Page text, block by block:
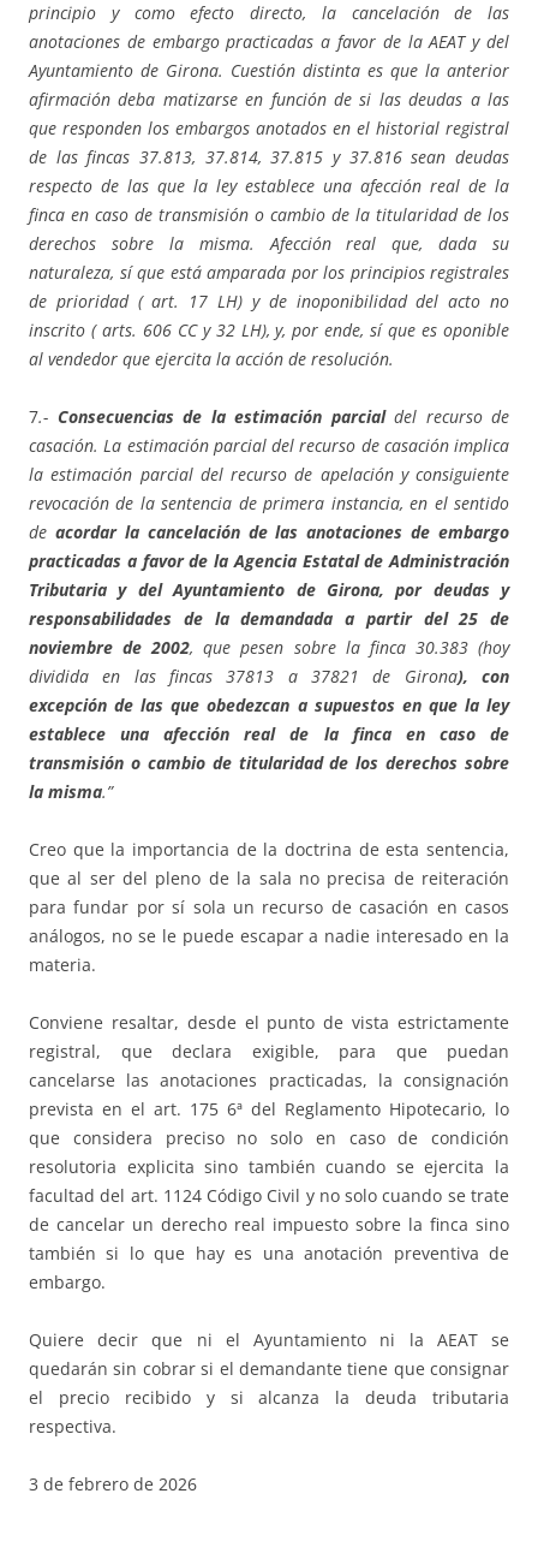
principio y como efecto directo, la cancelación de las
anotaciones de embargo practicadas a favor de la AEAT y del
Ayuntamiento de Girona. Cuestión distinta es que la anterior
afirmación deba matizarse en función de si las deudas a las
que responden los embargos anotados en el historial registral
de las fincas 37.813, 37.814, 37.815 y 37.816 sean deudas
respecto de las que la ley establece una afección real de la
finca en caso de transmisión o cambio de la titularidad de los
derechos sobre la misma. Afección real que, dada su
naturaleza, sí que está amparada por los principios registrales
de prioridad ( art. 17 LH) y de inoponibilidad del acto no
inscrito ( arts. 606 CC y 32 LH), y, por ende, sí que es oponible
al vendedor que ejercita la acción de resolución.
7.- Consecuencias de la estimación parcialdel recurso de
casación. La estimación parcial del recurso de casación implica
la estimación parcial del recurso de apelación y consiguiente
revocación de la sentencia de primera instancia, en el sentido
de acordar la cancelación de las anotaciones de embargo
practicadas a favor de la Agencia Estatal de Administración
Tributaria y del Ayuntamiento de Girona, por deudas y
responsabilidades de la demandada a partir del 25 de
noviembre de 2002, que pesen sobre la finca 30.383 (hoy
dividida en las fincas 37813 a 37821 de Girona), con
excepción de las que obedezcan a supuestos en que la ley
establece una afección real de la finca
en caso de
transmisión o cambio de titularidad de los derechos sobre
la misma.”
Creo que la importancia de la doctrina de esta sentencia,
que al ser del pleno de la sala no precisa de reiteración
para fundar por sí sola un recurso de casación en casos
análogos, no se le puede escapar a nadie interesado en la
materia.
Conviene resaltar, desde el punto de vista estrictamente
registral, que declara exigible, para que puedan
cancelarse las anotaciones practicadas, la consignación
prevista en el art. 175 6ª del Reglamento Hipotecario, lo
que considera preciso no solo en caso de condición
resolutoria explicita sino también cuando se ejercita la
facultad del art. 1124 Código Civil y no solo cuando se trate
de cancelar un derecho real impuesto sobre la finca sino
también si lo que hay es una anotación preventiva de
embargo.
Quiere decir que ni el Ayuntamiento ni la AEAT se
quedarán sin cobrar si el demandante tiene que consignar
el precio recibido y si alcanza la deuda tributaria
respectiva.
3 de febrero de 2026